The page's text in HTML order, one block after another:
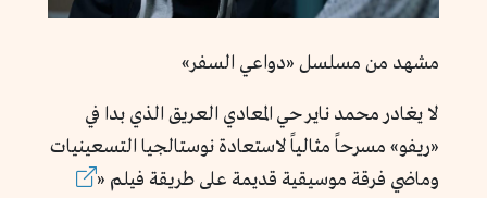
مشهد من مسلسل «دواعي السفر»
لا يغادر محمد ناير حي المعادي العريق الذي بدا في
«ريفو» مسرحاً مثالياً لاستعادة نوستالجيا التسعينيات
وماضي فرقة موسيقية قديمة على طريقة فيلم «